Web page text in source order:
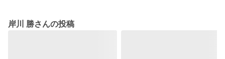
岸川 勝さんの投稿